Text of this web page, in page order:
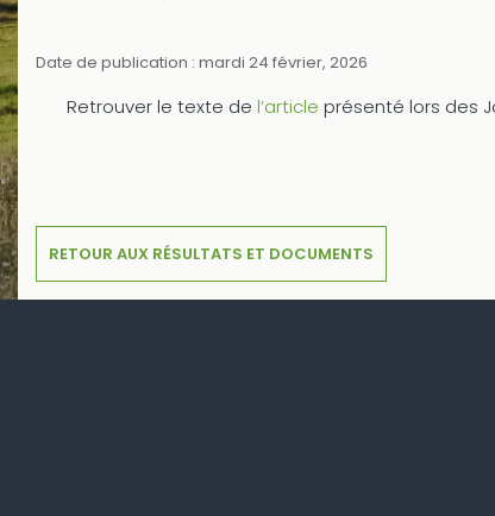
Date de publication : mardi 24 février, 2026
Retrouver le texte de l’article présenté lors des
RETOUR AUX RÉSULTATS ET DOCUMENTS